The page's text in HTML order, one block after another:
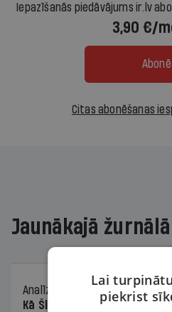
Iepazīšanās piedāvājums ir.lv
3,90 €/
Citas abonēšanas
Jaunākajā žurnālā
Analīze
06.08.2026.
Kā Šlesera partija palika
Lai
piekrist